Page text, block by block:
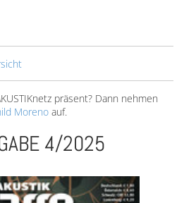
präsent? Dann nehmen
Moreno auf.
4/2025